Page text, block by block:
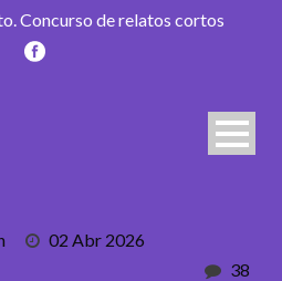
Concurso de relatos cortos
02 Abr 2026
38